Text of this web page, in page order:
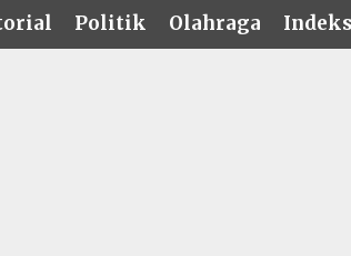
Politik Olahraga Indeks